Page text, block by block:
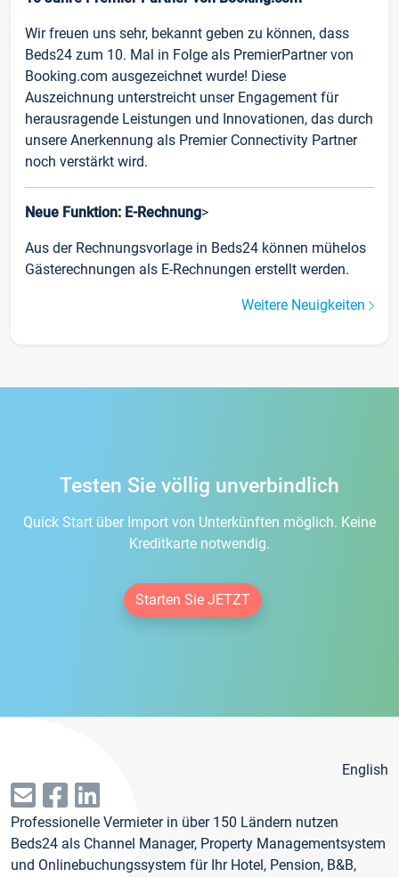
Wir freuen uns sehr, bekannt geben zu können, dass
Beds24 zum 10. Mal in Folge als PremierPartner von
Booking.com ausgezeichnet wurde! Diese
Auszeichnung unterstreicht unser Engagement für
herausragende Leistungen und Innovationen, das durch
unsere Anerkennung als Premier Connectivity Partner
noch verstärkt wird.
Neue Funktion: E-Rechnung>
Aus der Rechnungsvorlage in Beds24 können mühelos
Gästerechnungen als E-Rechnungen erstellt werden.
Weitere Neuigkeiten
Testen Sie völlig unverbindlich
Quick Start über Import von Unterkünften möglich. Keine
Kreditkarte notwendig.
Starten Sie JETZT
English
Professionelle Vermieter in über 150 Ländern nutzen
Beds24 als Channel Manager, Property Managementsystem
und Onlinebuchungssystem für Ihr Hotel, Pension, B&B,